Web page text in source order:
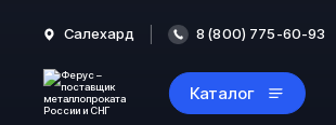
Салехард 8 (800) 775-60-93
Каталог